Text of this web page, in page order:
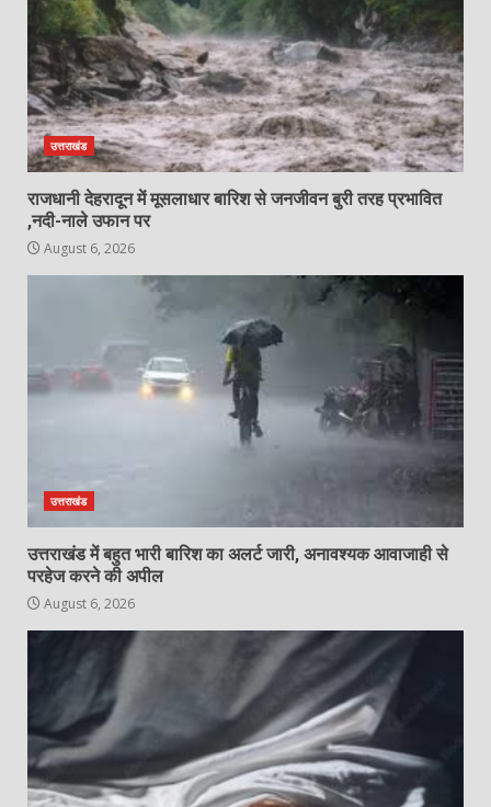
उत्तराखंड
राजधानी देहरादून में मूसलाधार बारिश से जनजीवन बुरी तरह प्रभावित
,नदी-नाले उफान पर
August 6, 2026
उत्तराखंड
उत्तराखंड में बहुत भारी बारिश का अलर्ट जारी, अनावश्यक आवाजाही से
परहेज करने की अपील
August 6, 2026